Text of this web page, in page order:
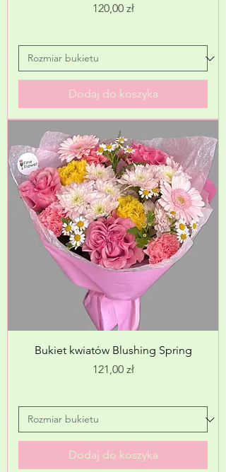
Cena
120,00 zł
Dodaj do koszyka
Bukiet kwiatów Blushing Spring
Cena
121,00 zł
Dodaj do koszyka